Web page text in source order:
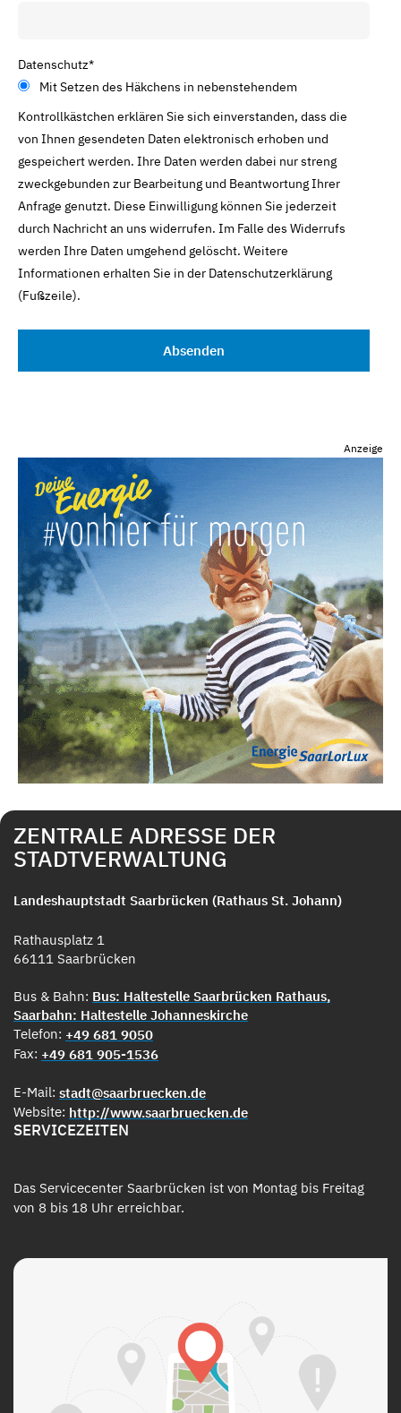
Datenschutz*
Mit Setzen des Häkchens in nebenstehendem
Kontrollkästchen erklären Sie sich einverstanden, dass die
von Ihnen gesendeten Daten elektronisch erhoben und
gespeichert werden. Ihre Daten werden dabei nur streng
zweckgebunden zur Bearbeitung und Beantwortung Ihrer
Anfrage genutzt. Diese Einwilligung können Sie jederzeit
durch Nachricht an uns widerrufen. Im Falle des Widerrufs
werden Ihre Daten umgehend gelöscht. Weitere
Informationen erhalten Sie in der Datenschutzerklärung
(Fußzeile).
Anzeige
ZENTRALE ADRESSE DER
STADTVERWALTUNG
Landeshauptstadt Saarbrücken (Rathaus St. Johann)
Rathausplatz 1
66111 Saarbrücken
Bus & Bahn: Bus: Haltestelle Saarbrücken Rathaus,
Saarbahn: Haltestelle Johanneskirche
Telefon: +49 681 9050
Fax: +49 681 905-1536
E-Mail: stadt@saarbruecken.de
Website: http://www.saarbruecken.de
SERVICEZEITEN
Das Servicecenter Saarbrücken ist von Montag bis Freitag
von 8 bis 18 Uhr erreichbar.